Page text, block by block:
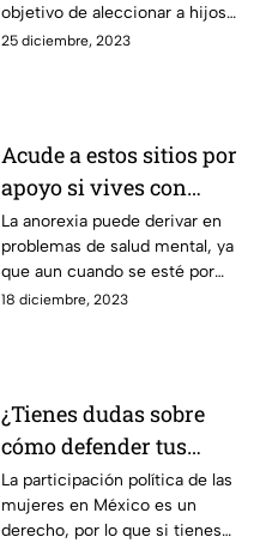
objetivo de aleccionar a hijos
de una mujer para ejercer
25 diciembre, 2023
Acude a estos sitios por
apoyo si vives con
anorexia.
La anorexia puede derivar en
problemas de salud mental, ya
que aun cuando se esté por
debajo del peso ideal, quien
18 diciembre, 2023
¿Tienes dudas sobre
cómo defender tus
derechos políticos?
¡Asesórate!
La participación política de las
mujeres en México es un
derecho, por lo que si tienes